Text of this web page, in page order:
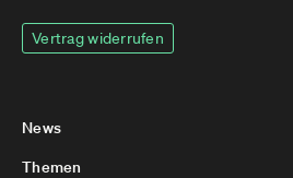
Vertrag widerrufen
News
Themen